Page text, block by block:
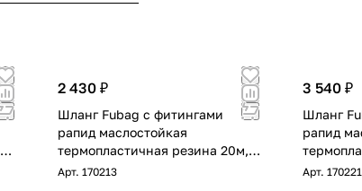
2 430 ₽
Шланг Fubag с фитингами
рапид маслостойкая
термопластичная резина 20м,
диаметр 6х11 мм
Арт.170213
3 540 ₽
Шланг
рапид
диаметр
Арт. 170221